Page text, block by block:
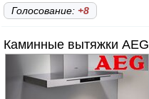
Голосование:+8
Каминные вытяжки AEG